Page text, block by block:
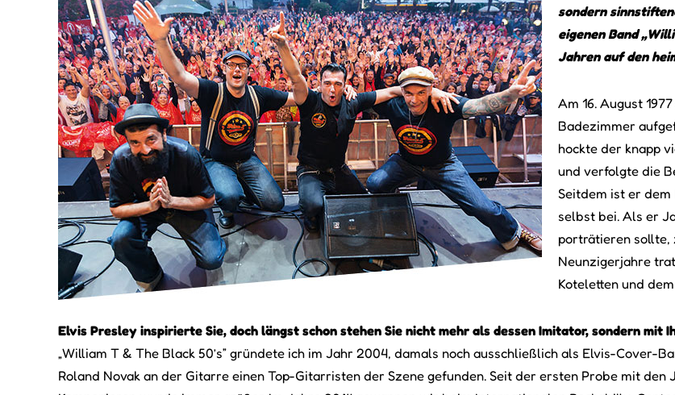
sondern
eigenen Band
Jahren auf den
Am 16. August
Badezimmer
hockte der knapp
und verfolgte die
Seitdem ist er
selbst bei. Als er
porträtieren sollte,
Neunzigerjahre
Koteletten und
Elvis Presley inspirierte Sie, doch längst schon stehen Sie nicht mehr als dessen Imitator, sondern mit
„William T & The Black 50’s” gründete ich im Jahr 2004, damals noch ausschließlich als Elvis-Cover-
Roland Novak an der Gitarre einen Top-Gitarristen der Szene gefunden. Seit der ersten Probe mit